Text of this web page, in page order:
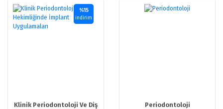
Klinik Periodontoloji Ve Diş
%15
indirim
Periodontoloji